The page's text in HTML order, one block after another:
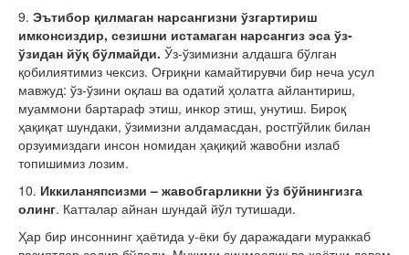
9. Эътибор қилмаган нарсангизни ўзгартириш
имконсиздир, сезишни истамаган нарсангиз эса ўз-
ўзидан йўқ бўлмайди. Ўз-ўзимизни алдашга бўлган
қобилиятимиз чексиз. Оғриқни камайтирувчи бир неча усул
мавжуд: ўз-ўзини оқлаш ва одатий ҳолатга айлантириш,
муаммони бартараф этиш, инкор этиш, унутиш. Бироқ
ҳақиқат шундаки, ўзимизни алдамасдан, ростгўйлик билан
орзуимиздаги инсон номидан ҳақиқий жавобни излаб
топишимиз лозим.
10. Иккиланяпсизми – жавобгарликни ўз бўйнингизга
олинг. Катталар айнан шундай йўл тутишади.
Ҳар бир инсоннинг ҳаётида у-ёки бу даражадаги мураккаб